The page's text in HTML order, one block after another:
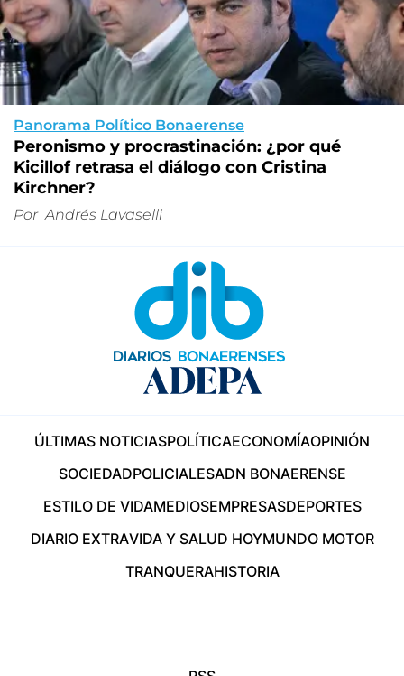
Panorama Político Bonaerense
Peronismo y procrastinación: ¿por qué
Kicillof retrasa el diálogo con Cristina
Kirchner?
Por Andrés Lavaselli
ÚLTIMAS NOTICIASPOLÍTICAECONOMÍAOPINIÓN
SOCIEDADPOLICIALESADN BONAERENSE
ESTILO DE VIDAMEDIOSEMPRESASDEPORTES
DIARIO EXTRAVIDA Y SALUD HOYMUNDO MOTOR
TRANQUERAHISTORIA